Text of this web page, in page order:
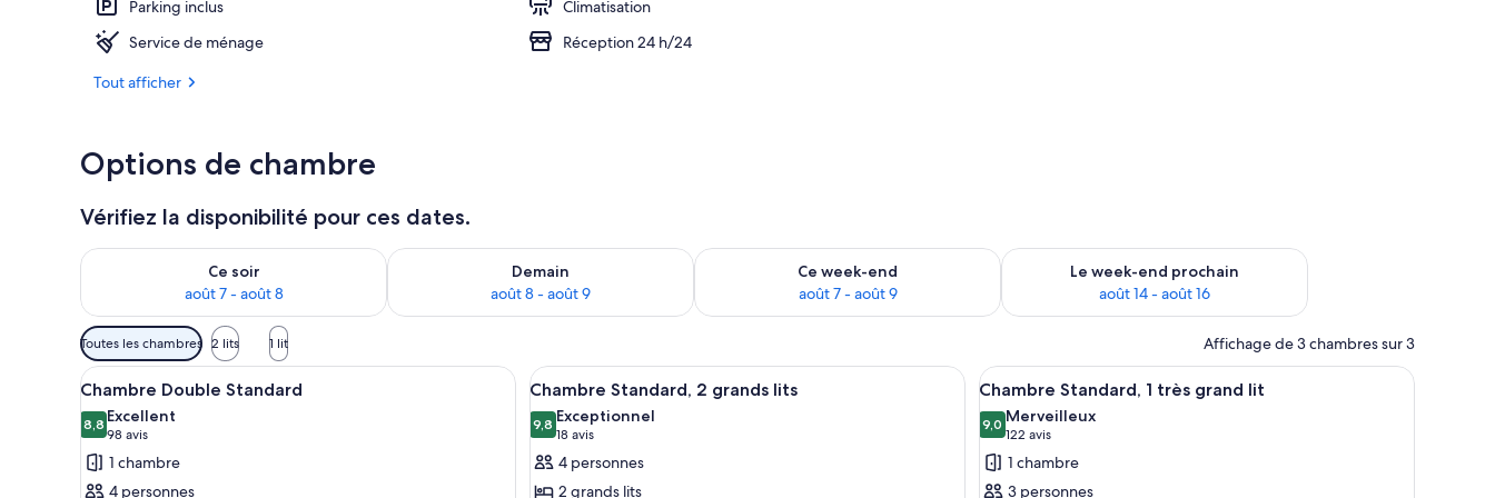
Parking inclus
Climatisation
Service de ménage
Réception 24 h/24
Tout afficher
Options de chambre
Vérifiez la disponibilité pour ces dates.
Ce soir
août 7 - août 8
Vérifier la disponibilité pour ce soir août 7 - août 8
Demain
août 8 - août 9
Vérifier la disponibilité pour demain août 8 - août 9
Ce week-end
août 7 - août 9
Vérifier la disponibilité pour ce week-end août 7 - août 9
Le week-end prochain
août 14 - août 16
Vérifier la disponibilité pour le week-end prochain août 14 -
Filtres
disponibles
pour
les
chambres
Toutes les chambres 2 lits 1 lit Affichage de 3 chambres sur 3
Afficher
toutes
les
photos
pour
Une salle de bain moderne avec un meuble-lavabo à deux vasques, un grand miroir, des toilettes et un porte-serviettes.
3
Chambre Double Standard
8,88,8 sur 10
Excellent
98 avis
(98 avis)
1 chambre
4 personnes
Afficher
toutes
les
photos
pour
Une chambre d’hôtel avec deux lits, un bureau, une chaise et une télévision.
3
Chambre Standard, 2 grands lits
9,89,8 sur 10
Exceptionnel
18 avis
(18 avis)
4 personnes
2 grands lits
Afficher
toutes
les
photos
pour
Une chambre d’hôtel bien rangée, avec un
3
Chambre Standard, 1 très grand lit
9,09,0 sur 10
Merveilleux
122 avis
(122 avis)
1 chambre
3 personnes